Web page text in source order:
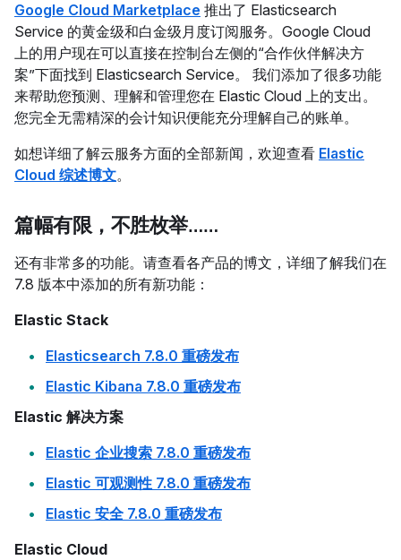
Google Cloud Marketplace 推出了 Elasticsearch
Service 的黄金级和白金级月度订阅服务。Google Cloud
上的用户现在可以直接在控制台左侧的“合作伙伴解决方
案”下面找到 Elasticsearch Service。 我们添加了很多功能
来帮助您预测、理解和管理您在 Elastic Cloud 上的支出。
您完全无需精深的会计知识便能充分理解自己的账单。
如想详细了解云服务方面的全部新闻，欢迎查看 Elastic
Cloud 综述博文。
篇幅有限，不胜枚举……
还有非常多的功能。请查看各产品的博文，详细了解我们在
7.8 版本中添加的所有新功能：
Elastic Stack
Elasticsearch 7.8.0 重磅发布
Elastic Kibana 7.8.0 重磅发布
Elastic 解决方案
Elastic 企业搜索 7.8.0 重磅发布
Elastic 可观测性 7.8.0 重磅发布
Elastic 安全 7.8.0 重磅发布
Elastic Cloud